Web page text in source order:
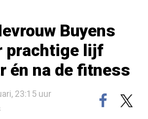
Buyens
prachtige lijf
én na de fitness
23:15 uur